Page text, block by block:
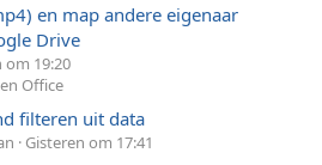
en map andere eigenaar
Drive
om 19:20
Office
filteren uit data
Gisteren om 17:41